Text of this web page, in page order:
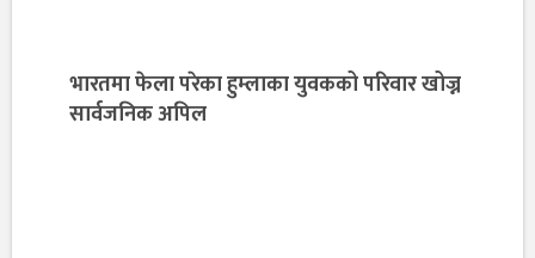
भारतमा फेला परेका हुम्लाका युवकको परिवार खोज्न
सार्वजनिक अपिल